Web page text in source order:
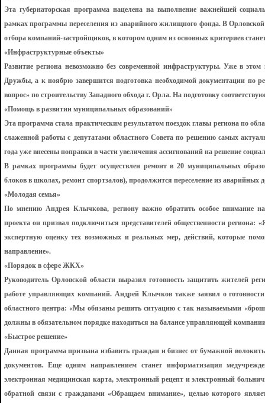
Эта губернаторская программа нацелена на выполнение важнейшей
рамках программы переселения из аварийного жилищного фонда. В Орловской
отбора компаний-застройщиков, в котором одним из основных критериев
«Инфраструктурные объекты»
Развитие региона невозможно без современной инфраструктуры. Уже в
Дружбы, а к ноябрю завершится подготовка необходимой документации по
вопрос» по строительству Западного обхода г. Орла. На подготовку
«Помощь в развитии муниципальных образований»
Эта программа стала практическим результатом поездок главы региона по
слаженной работы с депутатами областного Совета по решению самых
года уже внесены поправки в части увеличения ассигнований на решение
В рамках программы будет осуществлен ремонт в 20 муниципальных
блоков в школах, ремонт спортзалов), продолжится переселение из
«Молодая семья»
По мнению Андрея Клычкова, региону важно обратить особое внимание
проекта он призвал подключиться представителей общественности
экспертную оценку тех возможных и реальных мер, действий, которые
направление».
«Порядок в сфере ЖКХ»
Руководитель Орловской области выразил готовность защитить жителей
работе управляющих компаний. Андрей Клычков также заявил о
областного центра: «Мы обязаны решить ситуацию с так называемыми
должны в обязательном порядке находиться на балансе управляющей
«Быстрое решение»
Данная программа призвана избавить граждан и бизнес от бумажной
документов. Еще одним направлением станет информатизация
электронная медицинская карта, электронный рецепт и электронный
обратной связи с гражданами «Обращаем внимание», целью которого